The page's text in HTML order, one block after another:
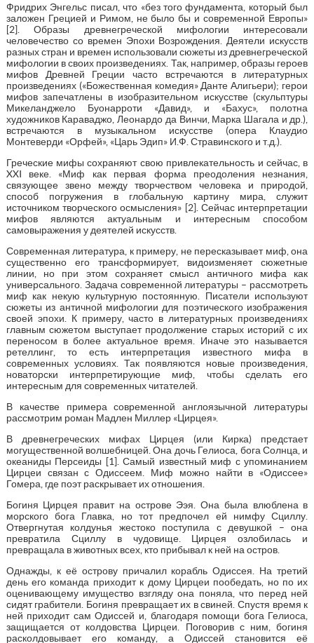
Фридрих Энгельс писал, что «без того фундамента, который был
заложен Грецией и Римом, не было бы и современной Европы»
[2]. Образы древнегреческой мифологии интересовали
человечество со времен Эпохи Возрождения. Деятели искусств
разных стран и времен использовали сюжеты из древнегреческой
мифологии в своих произведениях. Так, например, образы героев
мифов Древней Греции часто встречаются в литературных
произведениях («Божественная комедия» Данте Алигьери); герои
мифов запечатлены в изобразительном искусстве (скульптуры
Микеланджело Буонарроти «Давид», и «Бахус», полотна
художников Караваджо, Леонардо да Винчи, Марка Шагала и др.),
встречаются в музыкальном искусстве (опера Клаудио
Монтеверди «Орфей», «Царь Эдип» И.Ф. Стравинского и т.д.).
Греческие мифы сохраняют свою привлекательность и сейчас, в
XXI веке. «Миф как первая форма преодоления незнания,
связующее звено между творчеством человека и природой,
способ погружения в глобальную картину мира, служит
источником творческого осмысления» [2]. Сейчас интерпретации
мифов являются актуальным и интересным способом
самовыражения у деятелей искусств.
Современная литература, к примеру, не пересказывает миф, она
существенно его трансформирует, видоизменяет сюжетные
линии, но при этом сохраняет смысл античного мифа как
универсального. Задача современной литературы – рассмотреть
миф как некую культурную постоянную. Писатели используют
сюжеты из античной мифологии для поэтического изображения
своей эпохи. К примеру, часто в литературных произведениях
главным сюжетом выступает продолжение старых историй с их
переносом в более актуальное время. Иначе это называется
ретеллинг, то есть интерпретация известного мифа в
современных условиях. Так появляются новые произведения,
новаторски интерпретирующие миф, чтобы сделать его
интересным для современных читателей.
В качестве примера современной англоязычной литературы
рассмотрим роман Мадлен Миллер «Цирцея».
В древнегреческих мифах Цирцея (или Кирка) предстает
могущественной волшебницей. Она дочь Гелиоса, бога Солнца, и
океаниды Персеиды [1]. Самый известный миф с упоминанием
Цирцеи связан с Одиссеем. Миф можно найти в «Одиссее»
Гомера, где поэт раскрывает их отношения.
Богиня Цирцея правит на острове Ээя. Она была влюблена в
морского бога Главка, но тот предпочел ей нимфу Сциллу.
Отвергнутая колдунья жестоко поступила с девушкой – она
превратила Сциллу в чудовище. Цирцея озлобилась и
превращала в животных всех, кто прибывал к ней на остров.
Однажды, к её острову причалил корабль Одиссея. На третий
день его команда приходит к дому Цирцеи пообедать, но по их
оценивающему имущество взгляду она поняла, что перед ней
сидят грабители. Богиня превращает их в свиней. Спустя время к
ней приходит сам Одиссей и, благодаря помощи бога Гелиоса,
защищается от колдовства Цирцеи. Поговорив с ним, богиня
расколдовывает его команду, а Одиссей становится её